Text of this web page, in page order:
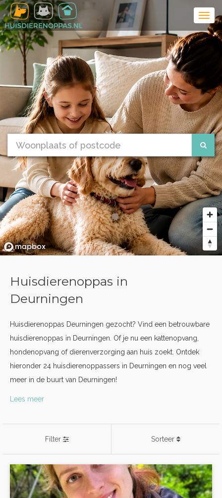
Huisdierenoppas in
Deurningen
Huisdierenoppas Deurningen gezocht? Vind een betrouwbare
huisdierenoppas in Deurningen. Of je nu een kattenopvang,
hondenopvang of dierenverzorging aan huis zoekt. Ontdek
hieronder 24 huisdierenoppassers in Deurningen en nog veel
meer in de buurt van Deurningen!
Lees meer
Filter Sorteer